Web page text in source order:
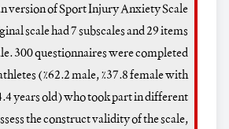
version of Sport Injury Anxiety Scale
scale had 7 subscales and 29 items
300 questionnaires were completed
(%62.2 male, %37.8 female with
years old) who took part in different
the construct validity of the scale,